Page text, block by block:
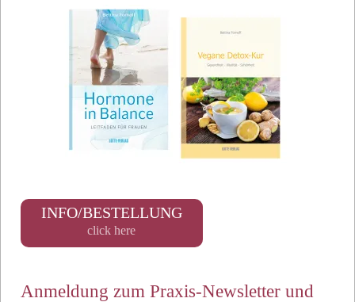
INFO/BESTELLUNG
click here
Anmeldung zum Praxis-Newsletter und